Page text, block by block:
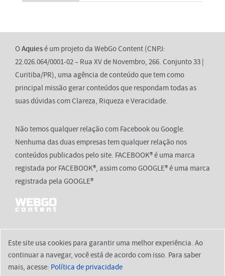
OAquiesé um projeto da WebGo Content (CNPJ:
22.026.064/0001-02 – Rua XV de Novembro, 266. Conjunto 33 |
Curitiba/PR), uma agência de conteúdo que tem como
principal missão gerar conteúdos que respondam todas as
suas dúvidas com Clareza, Riqueza e Veracidade.
Não temos qualquer relação com Facebook ou Google.
Nenhuma das duas empresas tem qualquer relação nos
conteúdos publicados pelo site. FACEBOOK® é uma marca
registada por FACEBOOK®, assim como GOOGLE® é uma marca
registrada pela GOOGLE®
2026 © aquies.com.br
Início
Política de Privacidade
Este site usa cookies para garantir uma melhor experiência. Ao
continuar a navegar, você está de acordo com isso. Para saber
mais, acesse: Política de privacidade